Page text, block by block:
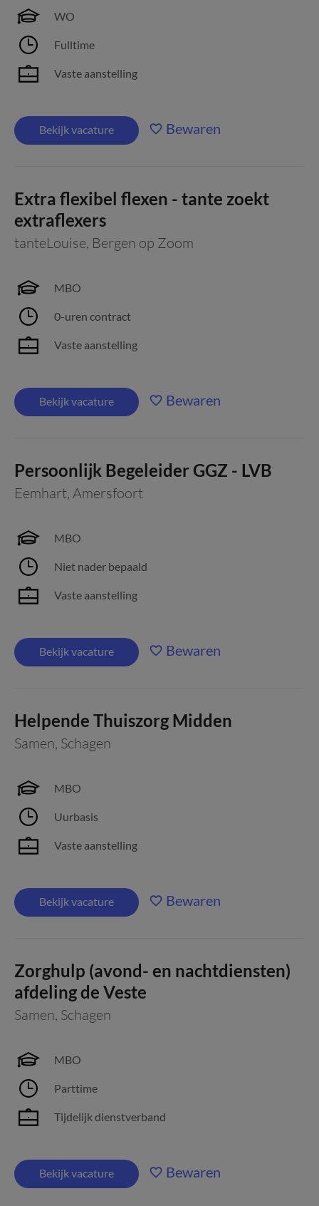
WO
Fulltime
Vaste aanstelling
Bekijk vacature Bewaren
Extra flexibel flexen - tante zoekt
extraflexers
tanteLouise, Bergen op Zoom
MBO
0-uren contract
Vaste aanstelling
Bekijk vacature Bewaren
Persoonlijk Begeleider GGZ - LVB
Eemhart, Amersfoort
MBO
Niet nader bepaald
Vaste aanstelling
Bekijk vacature Bewaren
Helpende Thuiszorg Midden
Samen, Schagen
MBO
Uurbasis
Vaste aanstelling
Bekijk vacature Bewaren
Zorghulp (avond- en nachtdiensten)
afdeling de Veste
Samen, Schagen
MBO
Parttime
Tijdelijk dienstverband
Bekijk vacature Bewaren